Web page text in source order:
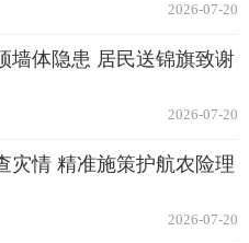
2026-07-20
墙体隐患 居民送锦旗致谢
2026-07-20
灾情 精准施策护航农险理
2026-07-20